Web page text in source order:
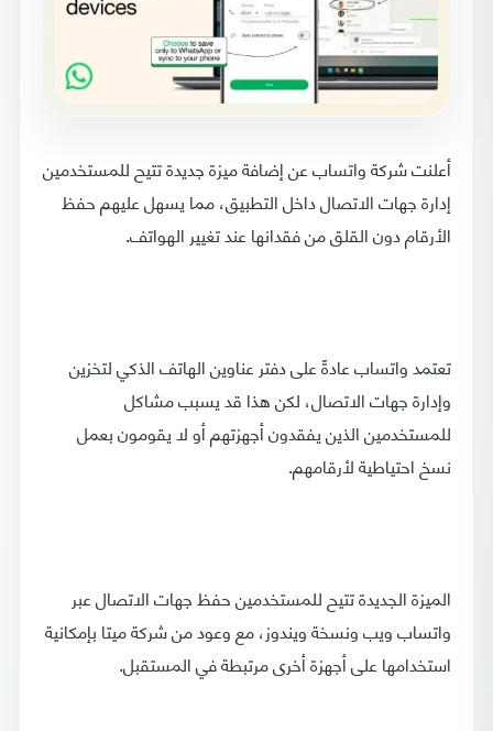
أعلنت شركة واتساب عن إضافة ميزة جديدة تتيح للمستخدمين
إدارة جهات الاتصال داخل التطبيق، مما يسهل عليهم حفظ
الأرقام دون القلق من فقدانها عند تغيير الهواتف.
تعتمد واتساب عادةً على دفتر عناوين الهاتف الذكي لتخزين
وإدارة جهات الاتصال، لكن هذا قد يسبب مشاكل
للمستخدمين الذين يفقدون أجهزتهم أو لا يقومون بعمل
نسخ احتياطية لأرقامهم.
الميزة الجديدة تتيح للمستخدمين حفظ جهات الاتصال عبر
واتساب ويب ونسخة ويندوز، مع وعود من شركة ميتا بإمكانية
استخدامها على أجهزة أخرى مرتبطة في المستقبل.